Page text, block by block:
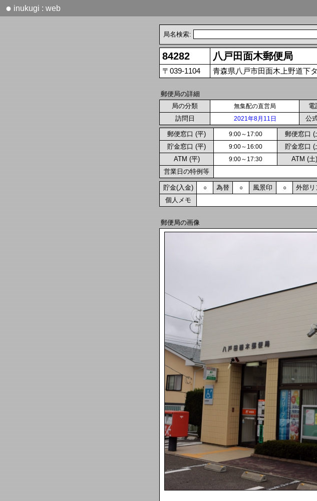
● inukugi : web
局名検索:
84282 八戸田面木郵便局
〒039-1104 青森県八戸市田面木上野道下
郵便局の詳細
局の分類
無集配の直営局 電
訪問日 2021年8月11日 公
郵便窓口 (平) 9:00～17:00 郵便窓口 (
貯金窓口 (平) 9:00～16:00 貯金窓口 (
ATM (平) 9:00～17:30 ATM (土)
営業日の特例等
貯金(入金) ○ 為替 ○ 風景印 ○ 外部リ
個人メモ
郵便局の画像